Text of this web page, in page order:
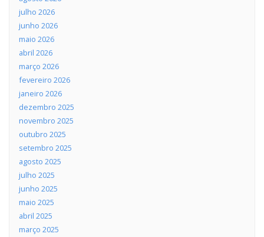
julho 2026
junho 2026
maio 2026
abril 2026
março 2026
fevereiro 2026
janeiro 2026
dezembro 2025
novembro 2025
outubro 2025
setembro 2025
agosto 2025
julho 2025
junho 2025
maio 2025
abril 2025
março 2025